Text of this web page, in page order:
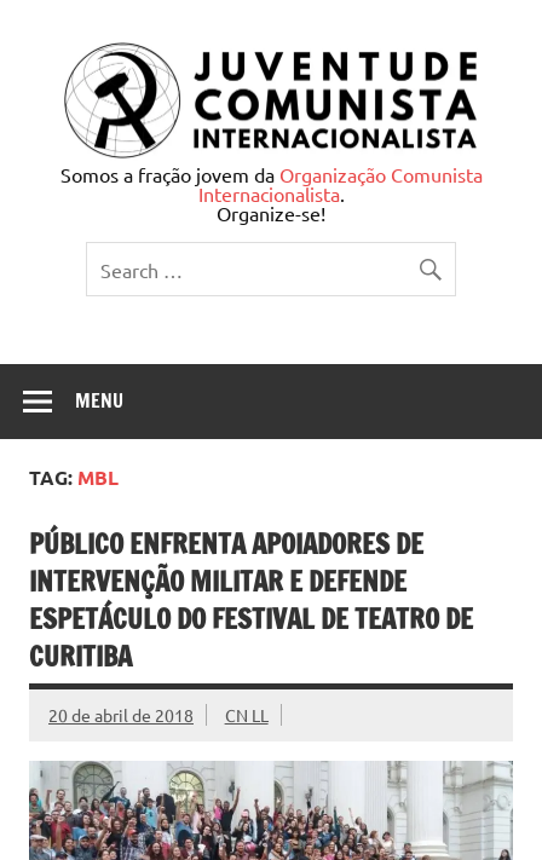
Juventude Comunista
Internacionalista
Somos a fração jovem da Organização Comunista
Internacionalista.
Organize-se!
MENU
TAG: MBL
PÚBLICO ENFRENTA APOIADORES DE
INTERVENÇÃO MILITAR E DEFENDE
ESPETÁCULO DO FESTIVAL DE TEATRO DE
CURITIBA
20 de abril de 2018 CN LL